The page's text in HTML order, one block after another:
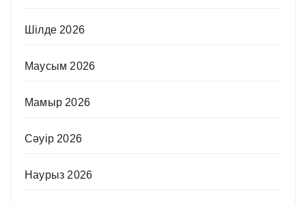
Шілде 2026
Маусым 2026
Мамыр 2026
Сәуір 2026
Наурыз 2026